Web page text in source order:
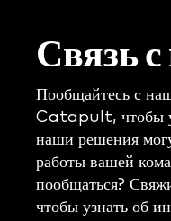
Связь
Пообщайтесь с
Catapult, чтобы
наши решения
работы вашей
пообщаться?
чтобы узнать об